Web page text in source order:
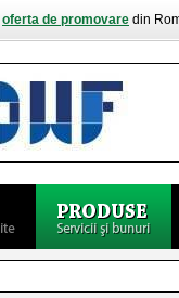
oferta de promovare din